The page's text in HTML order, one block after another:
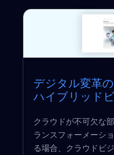
デジタル変革
ハイブリッド
クラウドが不可欠な
ランスフォーメーシ
る場合、クラウドビ